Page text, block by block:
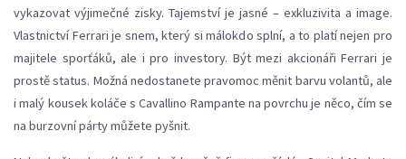
vykazovat výjimečné zisky. Tajemství je jasné – exkluzivita a image.
Vlastnictví Ferrari je snem, který si málokdo splní, a to platí nejen pro
majitele sporťáků, ale i pro investory. Být mezi akcionáři Ferrari je
prostě status. Možná nedostanete pravomoc měnit barvu volantů, ale
i malý kousek koláče s Cavallino Rampante na povrchu je něco, čím se
na burzovní párty můžete pyšnit.